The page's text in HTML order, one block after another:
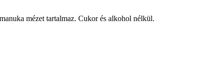
mézet tartalmaz. Cukor és alkohol nélkül.